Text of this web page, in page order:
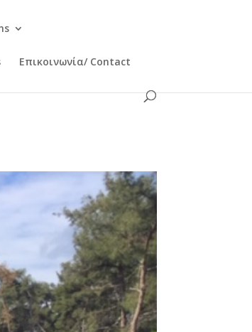
Επικοινωνία/ Contact